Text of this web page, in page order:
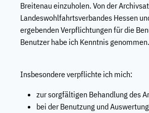
Breitenau einzuholen. Von der
Landeswohlfahrtsverbandes Hessen
ergebenden Verpflichtungen für die
Benutzer habe ich Kenntnis genommen.
Insbesondere verpflichte ich mich:
zur sorgfältigen Behandlung des
bei der Benutzung und